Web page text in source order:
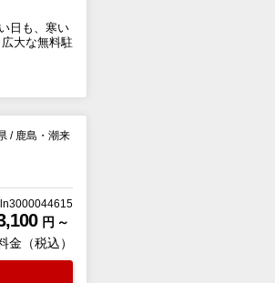
日も、寒い
大な無料駐
/ 鹿島・潮来
円 ～
金（税込）